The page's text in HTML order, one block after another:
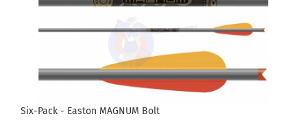
Six-​Pack - Eas­ton MA­GNUM Bolt